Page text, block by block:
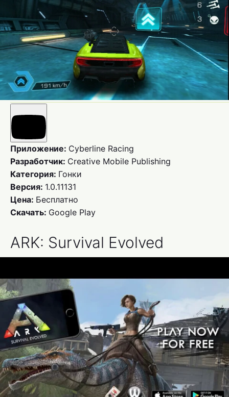
Приложение: Cyberline Racing
Разработчик: Creative Mobile Publishing
Категория: Гонки
Версия: 1.0.11131
Цена: Бесплатно
Скачать: Google Play
ARK: Survival Evolved